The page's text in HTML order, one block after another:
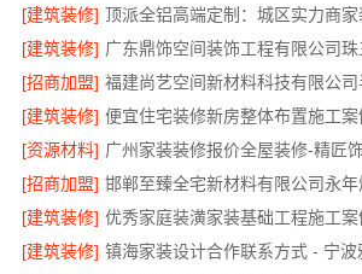
[建筑装修] 顶派全铝高端定制：城区实力商家
[建筑装修]
[招商加盟]
[建筑装修]
[资源材料]
[招商加盟] 邯郸至臻全宅新材料有限公司永年
[建筑装修]
[建筑装修]